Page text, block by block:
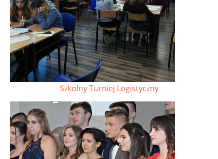
Szkolny Turniej Logistyczny